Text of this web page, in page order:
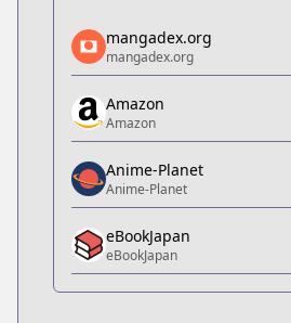
mangadex.org
mangadex.org
https://mangadex.org/
Amazon
Amazon
https://www.amazon.co.jp/
Anime-Planet
Anime-Planet
https://www.anime-
eBookJapan
eBookJapan
mangadex.org
mangadex.org
Amazon
Amazon
Anime-Planet
Anime-Planet
eBookJapan
eBookJapan